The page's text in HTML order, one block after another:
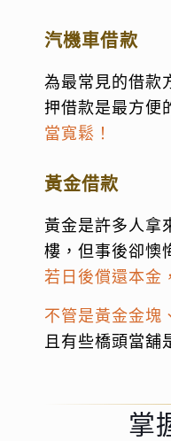
汽機車借款
為最常見的借款
押借款是最方便
當寬鬆！
黃金借款
黃金是許多人拿
樓，但事後卻懊
若日後償還本金
不管是黃金金塊
且有些橋頭當舖
掌